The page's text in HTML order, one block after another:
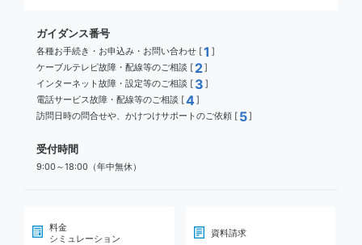
ガイダンス番号
各種お手続き・お申込み・お問い合わせ [1 ]
ケーブルテレビ故障・配線等のご相談 [ 2]
インターネット故障・設定等のご相談 [ 3 ]
電話サービス故障・配線等のご相談 [4]
訪問日時の問合せや、かけつけサポートのご依頼 [ 5]
受付時間
9:00～18:00（年中無休）
料金
シミュレーション
資料請求